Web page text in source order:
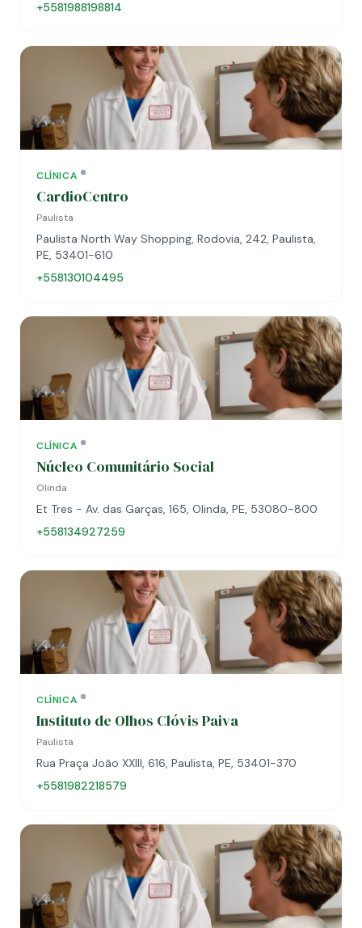
+5581988198814
CLÍNICA
CardioCentro
Paulista
Paulista North Way Shopping, Rodovia, 242, Paulista,
PE, 53401-610
+558130104495
CLÍNICA
Núcleo Comunitário Social
Olinda
Et Tres - Av. das Garças, 165, Olinda, PE, 53080-800
+558134927259
CLÍNICA
Instituto de Olhos Clóvis Paiva
Paulista
Rua Praça João XXIII, 616, Paulista, PE, 53401-370
+5581982218579